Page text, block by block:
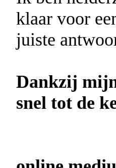
klaar voor
juiste
Dankzij
snel tot de